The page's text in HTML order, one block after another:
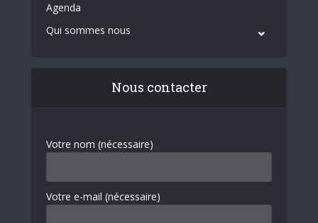
Agenda
Qui sommes nous
Nous contacter
Votre nom (nécessaire)
Votre e-mail (nécessaire)